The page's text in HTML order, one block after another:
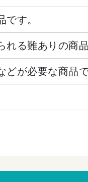
す。
る難ありの商品
が必要な商品で